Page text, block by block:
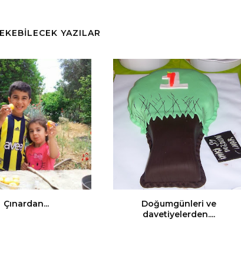
YAZILAR
Çınardan...
Doğumgünleri ve
davetiyelerden....